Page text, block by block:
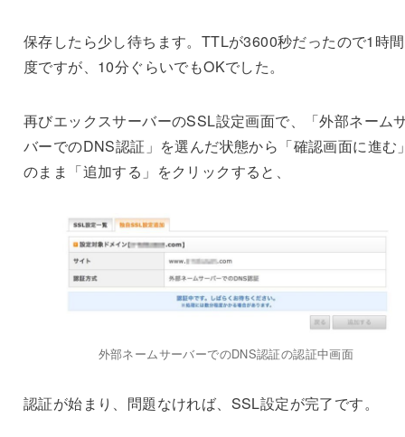
保存したら少し待ちます。TTLが3600秒だったので1時
度ですが、10分ぐらいでもOKでした。
再びエックスサーバーのSSL設定画面で、「外部ネーム
バーでのDNS認証」を選んだ状態から「確認画面に進む
のまま「追加する」をクリックすると、
外部ネームサーバーでのDNS認証の認証中画面
認証が始まり、問題なければ、SSL設定が完了です。